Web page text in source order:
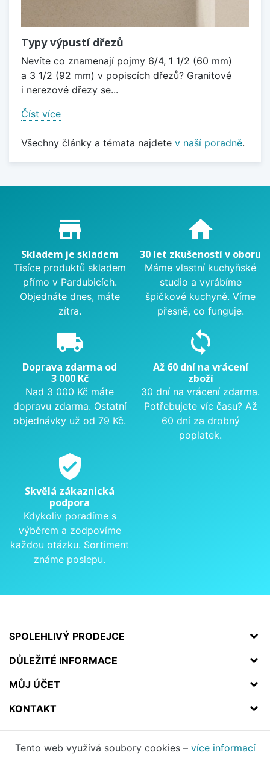
Typy výpustí dřezů
Nevíte co znamenají pojmy 6/4, 1 1/2 (60 mm)
a 3 1/2 (92 mm) v popiscích dřezů? Granitové
i nerezové dřezy se...
Číst více
Všechny články a témata najdete v naší poradně.
Proč nakupovat u nás?
store_mall_directory
Skladem je skladem
Tisíce produktů skladem
přímo v Pardubicích.
Objednáte dnes, máte
zítra.
home
30 let zkušeností v oboru
Máme vlastní kuchyňské
studio a vyrábíme
špičkové kuchyně. Víme
přesně, co funguje.
local_shipping
Doprava zdarma od
3 000 Kč
Nad 3 000 Kč máte
dopravu zdarma. Ostatní
objednávky už od 79 Kč.
sync
Až 60 dní na vrácení
zboží
30 dní na vrácení zdarma.
Potřebujete víc času? Až
60 dní za drobný
poplatek.
verified_user
Skvělá zákaznická
podpora
Kdykoliv poradíme s
výběrem a zodpovíme
každou otázku. Sortiment
známe poslepu.
SPOLEHLIVÝ PRODEJCE
DŮLEŽITÉ INFORMACE
MŮJ ÚČET
KONTAKT
Tento web využívá soubory cookies – více informací